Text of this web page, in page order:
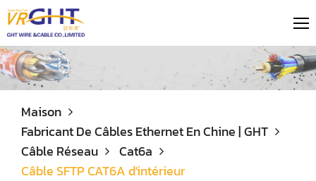
Maison
Fabricant De Câbles Ethernet En Chine | GHT
Câble Réseau
Cat6a
Câble SFTP CAT6A d'intérieur